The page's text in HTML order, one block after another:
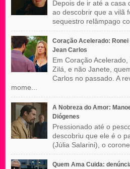
Depois de ir até a casa
ao descobrir que a vilã
sequestro relâmpago
Coração Acelerado:
Jean Carlos
Em Coração
Zilá, e não Janete,
Carlos no passado. A
mome...
A Nobreza do Amor:
Diógenes
Pressionado até o
descobriu que ele é o
(Júlia Salarini), o
Quem Ama Cuida: